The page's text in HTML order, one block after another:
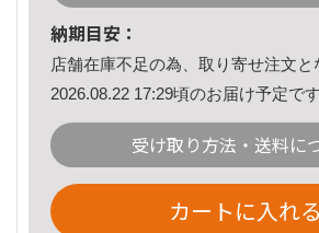
納期目安：
店舗在庫不足の為、取り寄せ注文と
2026.08.22 17:29頃のお届け予定です
受け取り方法・送料に
カートに入れる